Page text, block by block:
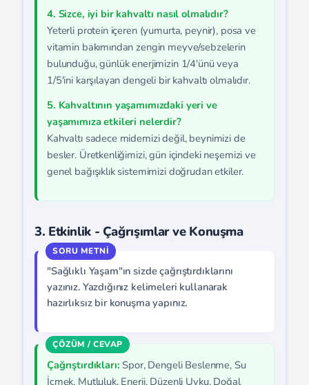
4. Sizce, iyi bir kahvaltı nasıl olmalıdır?
Yeterli protein içeren (yumurta, peynir), posa ve
vitamin bakımından zengin meyve/sebzelerin
bulunduğu, günlük enerjimizin 1/4'ünü veya
1/5'ini karşılayan dengeli bir kahvaltı olmalıdır.
5. Kahvaltının yaşamımızdaki yeri ve
yaşamımıza etkileri nelerdir?
Kahvaltı sadece midemizi değil, beynimizi de
besler. Üretkenliğimizi, gün içindeki neşemizi ve
genel bağışıklık sistemimizi doğrudan etkiler.
3. Etkinlik - Çağrışımlar ve Konuşma
"Sağlıklı Yaşam"ın sizde çağrıştırdıklarını
yazınız. Yazdığınız kelimeleri kullanarak
hazırlıksız bir konuşma yapınız.
Çağrıştırdıkları: Spor, Dengeli Beslenme, Su
İçmek, Mutluluk, Enerji, Düzenli Uyku, Doğal